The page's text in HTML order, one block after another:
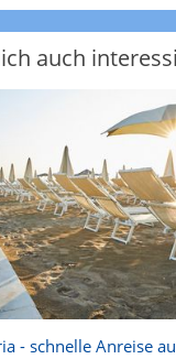
auch
- schnelle Anreise